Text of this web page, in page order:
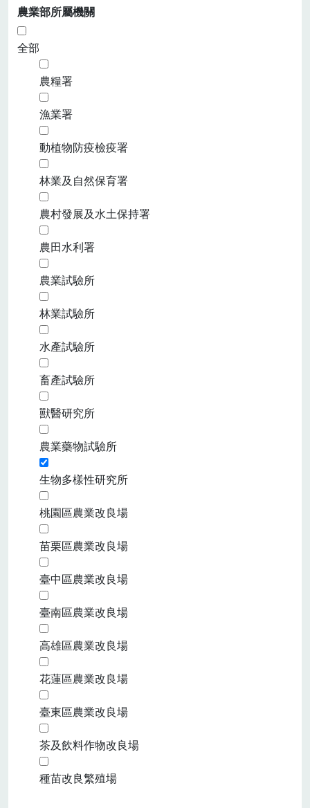
農業部所屬機關
全部
農糧署
漁業署
動植物防疫檢疫署
林業及自然保育署
農村發展及水土保持署
農田水利署
農業試驗所
林業試驗所
水產試驗所
畜產試驗所
獸醫研究所
農業藥物試驗所
生物多樣性研究所
桃園區農業改良場
苗栗區農業改良場
臺中區農業改良場
臺南區農業改良場
高雄區農業改良場
花蓮區農業改良場
臺東區農業改良場
茶及飲料作物改良場
種苗改良繁殖場